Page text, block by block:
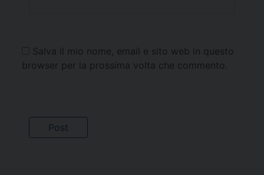
Salva il mio nome, email e sito web in questo
browser per la prossima volta che commento.